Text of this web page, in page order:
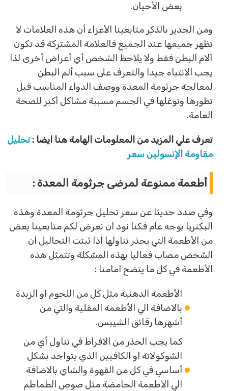
بعض الأحيان.
ومن الجدير بالذكر متابعينا الأعزاء أن هذه العلامات لا
تظهر جميعها عند الجميع فالعلامة المشتركة قد تكون
آلام البطن فقط ولا يلاحظ الشخص أي أعراض أخرى لذا
يجب الانتباه جيدا والتعرف على سبب ألم البطن
لمعالجة جرثومة المعدة ووصف الدواء المناسب قبل
تطورها وتوغلها في الجسم مسببة مشاكل أكبر للصحة
العامة.
تعرف علي المزيد من المعلومات الهامة هنا ايضا :تحليل
مقاومة الإنسولين سعر
أطعمة ممنوعة لمرضى جرثومة المعدة :
وفي صدد حديثا عن سعر تحليل جرثومة المعدة وهذه
البكتريا بوجه عام فكنا نود ان نعرض لكم متابعينا بعض
من الأطعمة التي يحذر تناولها اذا ثبتت التحاليل ان
الشخص مصاب فعاليا بهذه المشكلة وتتمثل هذه
الأطعمة في كل ما يتضح امامنا :
الأطعمة الدهنية مثل كل من اللحوم او الزبدة
بالاضافة الي الأطعمة المقلية والتي من
أشهرها رقائق الشيبس.
كما يجب الحذر من الافراط في تناول أي من
الشوكولاتة او الكافيين الذي يتواجد بشكل
أساسي في كل من القهوة والشاي بالاضافة
الي الأطعمة الحامضة مثل صوص الطماطم